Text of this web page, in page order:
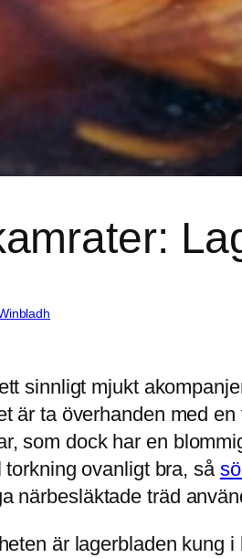
sinnligt mjukt
är ta överhanden med
som dock har en
torkning ovanligt bra, så
närbesläktade träd
är lagerbladen kung